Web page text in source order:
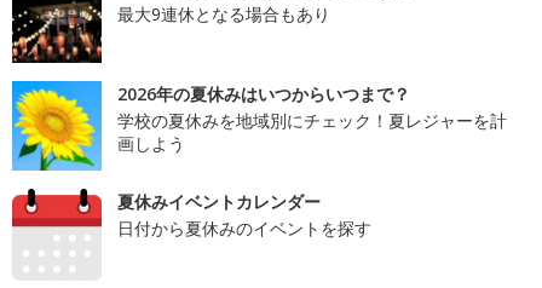
最大9連休となる場合もあり
2026年の夏休みはいつからいつまで？
学校の夏休みを地域別にチェック！夏レジャーを計
画しよう
夏休みイベントカレンダー
日付から夏休みのイベントを探す